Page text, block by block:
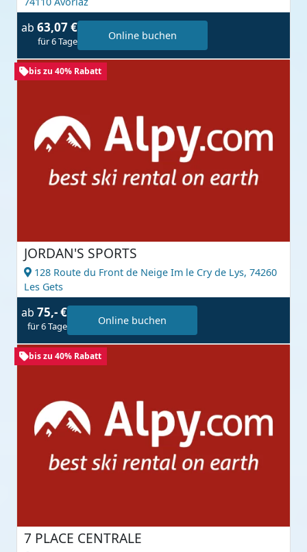
ab 63,07 €
für 6 Tage Online buchen
bis zu 40% Rabatt
JORDAN'S SPORTS
128 Route du Front de Neige Im le Cry de Lys, 74260
Les Gets
ab 75,- €
für 6 Tage Online buchen
bis zu 40% Rabatt
7 PLACE CENTRALE